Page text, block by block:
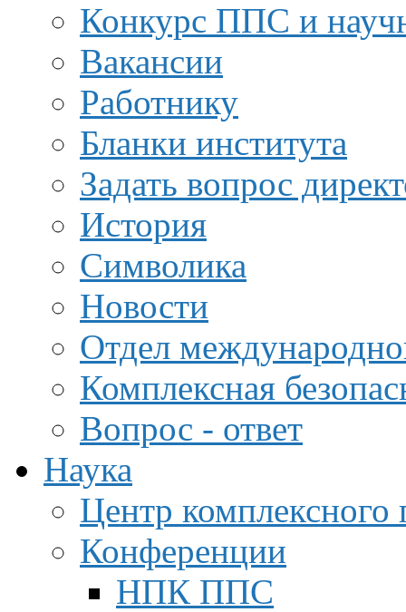
Конкурс ППС и
Вакансии
Работнику
Бланки института
Задать вопрос
История
Символика
Новости
Отдел
Комплексная
Вопрос - ответ
Наука
Центр
Конференции
НПК ППС